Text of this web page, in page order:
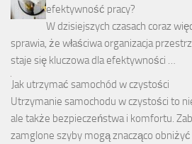
efektywność pracy?
W dzisiejszych czasach coraz
sprawia, że właściwa organizacja
staje się kluczowa dla efektywności …
Jak utrzymać samochód w czystości
Utrzymanie samochodu w czystości to
ale także bezpieczeństwa i komfortu.
zamglone szyby mogą znacząco